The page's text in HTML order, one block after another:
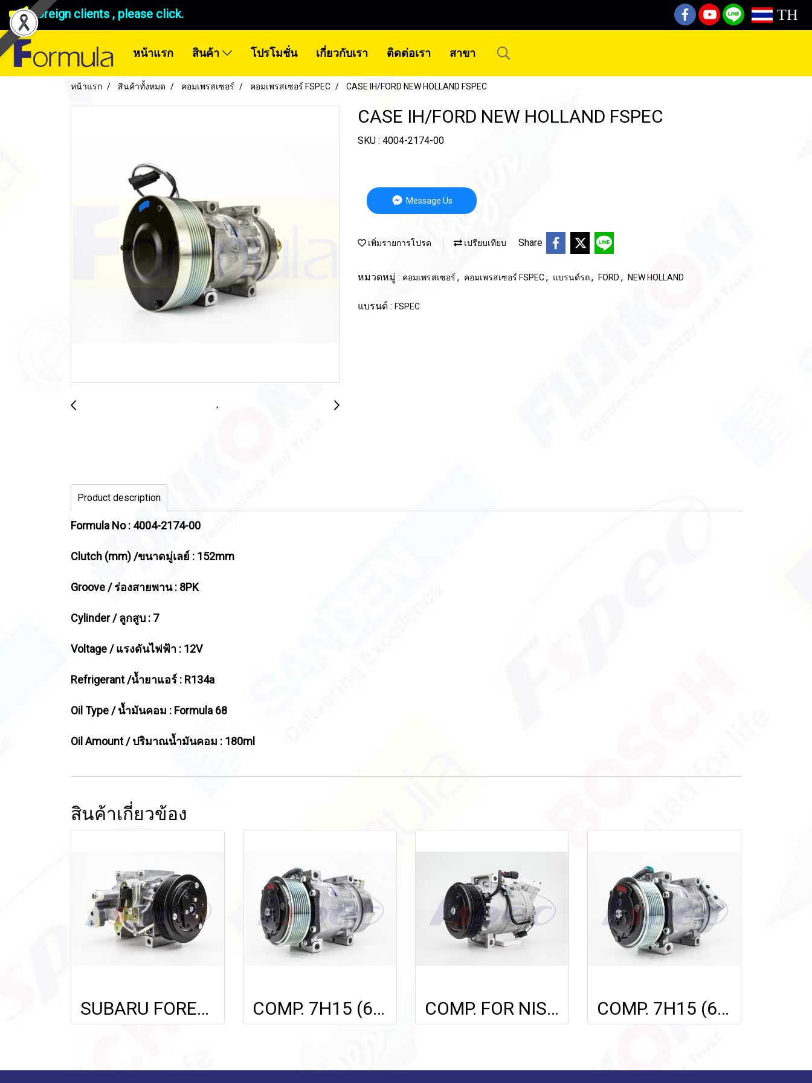
Foreign clients , please click. TH
หน้าแรก สินค้า โปรโมชั่น เกี่ยวกับเรา ติดต่อเรา สาขา
หน้าแรก สินค้าทั้งหมด คอมเพรสเซอร์ คอมเพรสเซอร์ FSPEC CASE IH/FORD NEW HOLLAND FSPEC
CASE IH/FORD NEW HOLLAND FSPEC
SKU : 4004-2174-00
Message Us
เพิ่มรายการโปรด เปรียบเทียบ Share
หมวดหมู่ : คอมเพรสเซอร์, คอมเพรสเซอร์ FSPEC, แบรนด์รถ, FORD , NEW HOLLAND
แบรนด์ : FSPEC
Product description
Formula No : 4004-2174-00
Clutch (mm) /ขนาดมู่เลย์ : 152mm
Groove / ร่องสายพาน : 8PK
Cylinder / ลูกสูบ : 7
Voltage / แรงดันไฟฟ้า : 12V
Refrigerant /น้ำยาแอร์ : R134a
Oil Type / น้ำมันคอม : Formula 68
Oil Amount / ปริมาณน้ำมันคอม : 180ml
สินค้าเกี่ยวข้อง
SUBARU FORESTER'13 FSPEC COMP. 7H15 (6179) SCANIA 114,124,144 '09 (8PK) COMP. FOR NISSAN SYLPHY 1.8L /X-TRIAL'14 /TEANA L33'13-'19 (2.0L) COMP. 7H15 (6164) SCANIA TRUCK (8PK)